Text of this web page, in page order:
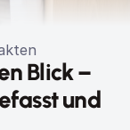
Blick –
und